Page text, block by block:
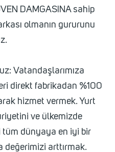
DAMGASINA sahip
olmanın gururunu
Vatandaşlarımıza
direkt fabrikadan %100
hizmet vermek. Yurt
ve ülkemizde
dünyaya en iyi bir
değerimizi arttırmak.